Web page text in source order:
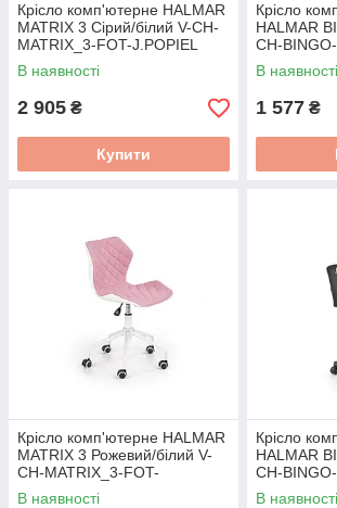
Крісло комп'ютерне HALMAR
MATRIX 3 Сірий/білий V-CH-
MATRIX_3-FOT-J.POPIEL
В наявності
2 905 ₴
Купити
Крісло
HALMAR
CH-
В наявності
1 577 ₴
Крісло комп'ютерне HALMAR
MATRIX 3 Рожевий/білий V-
CH-MATRIX_3-FOT-
J.RÓŻOWY
В наявності
Крісло
HALMAR
CH-
В наявності